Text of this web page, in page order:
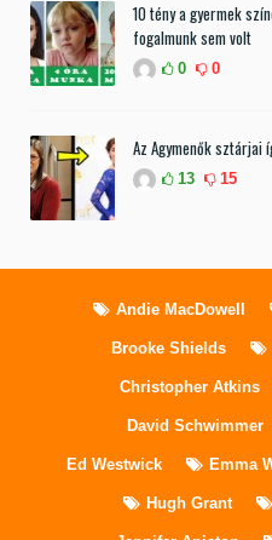
10 tény a gyermek
fogalmunk sem volt
0 0
Az Agymenők sztárjai
13 15
Andie MacDowell
Brooke Shields
Christopher Atkins
David Schwimmer
Ed Westwick Emma
Hugh Grant